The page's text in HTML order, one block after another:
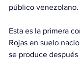
público venezolano.
Esta es la primera
Rojas en suelo
se produce